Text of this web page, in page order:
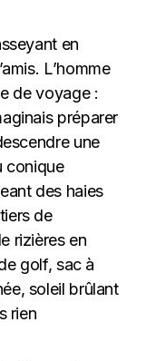
en
L’homme
de voyage :
préparer
une
conique
des haies
de
rizières en
golf, sac à
soleil brûlant
rien